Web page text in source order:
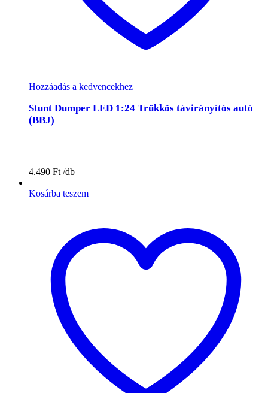
Hozzáadás a kedvencekhez
Stunt Dumper LED 1:24 Trükkös távirányítós autó
(BBJ)
4.490 Ft
Kosárba teszem